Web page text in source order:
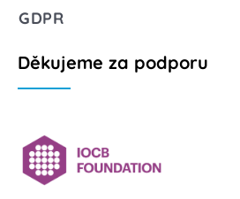
GDPR
Děkujeme za podporu